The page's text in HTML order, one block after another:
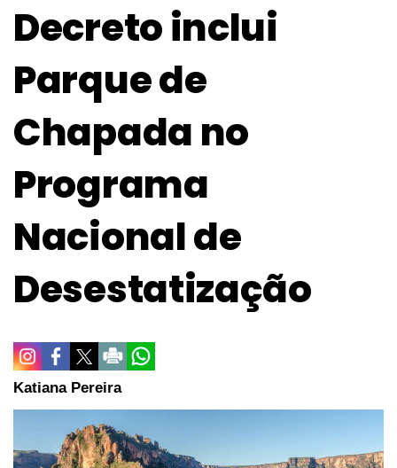
Decreto inclui
Parque de
Chapada no
Programa
Nacional de
Desestatização
Katiana Pereira